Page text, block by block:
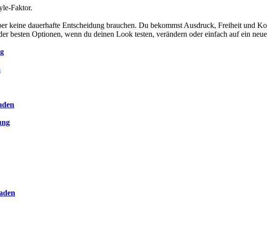
Faktor.
keine dauerhafte Entscheidung brauchen. Du bekommst Ausdruck, Freiheit und
besten Optionen, wenn du deinen Look testen, verändern oder einfach auf ein